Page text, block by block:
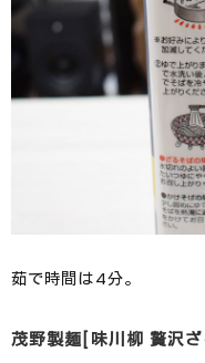
茹で時間は4分。
茂野製麺[味川柳 贅沢